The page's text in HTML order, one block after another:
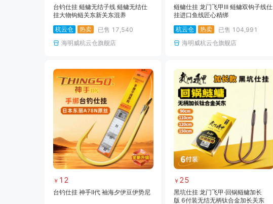
台钓仕挂 鲢鳙无结子线 鲢鳙无结仕
挂大物钩鲢关东新关东混养
杭云仓
热卖 已售 17,540
海明威杭云仓旗舰店
鲢鳙仕挂 龙门飞甲III 鲢鳙双钩子线仕
挂进口鱼线匠心精绑
杭云仓
热卖 已售 104,991
海明威杭云仓旗舰店
￥ 12
台钓仕挂 神手II代 袖海夕伊豆伊势尼
￥ 25
黑坑仕挂 龙门飞甲·回锅鲢鳙加长
版 6付装无结无柄钛合金加长关东